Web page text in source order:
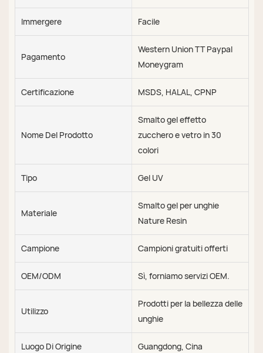
Immergere Facile
Pagamento
Western Union TT Paypal
Moneygram
Certificazione MSDS, HALAL, CPNP
Nome Del Prodotto
Smalto gel effetto
zucchero e vetro in 30
colori
Tipo Gel UV
Materiale
Smalto gel per unghie
Nature Resin
Campione Campioni gratuiti offerti
OEM/ODM Sì, forniamo servizi OEM.
Utilizzo
Prodotti per la bellezza delle
unghie
Luogo Di Origine Guangdong, Cina